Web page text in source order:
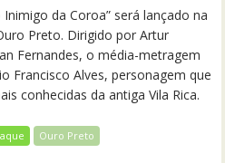
da Coroa” será lançado na
Preto. Dirigido por Artur
Fernandes, o média-metragem
Francisco Alves, personagem que
conhecidas da antiga Vila Rica.
Ouro Preto